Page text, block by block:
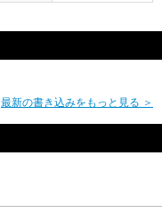
最新の書き込みをもっと見る ＞